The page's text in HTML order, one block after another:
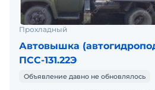
Прохладный
Автовышка
ПСС-131.22Э
Объявление давно не обновлялось